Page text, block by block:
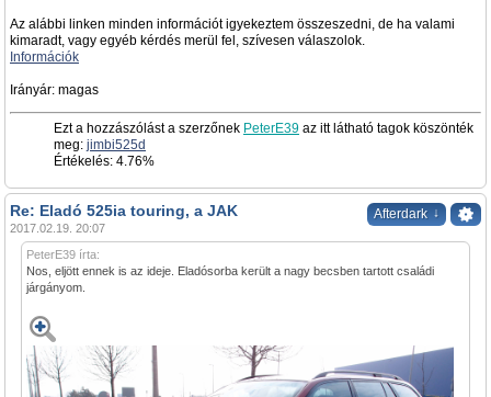
Az alábbi linken minden információt igyekeztem összeszedni, de ha valami
kimaradt, vagy egyéb kérdés merül fel, szívesen válaszolok.
Információk
Irányár: magas
Ezt a hozzászólást a szerzőnek PeterE39 az itt látható tagok köszönték
meg: jimbi525d
Értékelés: 4.76%
Afterdark ↓
Re: Eladó 525ia touring, a JAK
2017.02.19. 20:07
PeterE39 írta:
Nos, eljött ennek is az ideje. Eladósorba került a nagy becsben tartott családi
járgányom.